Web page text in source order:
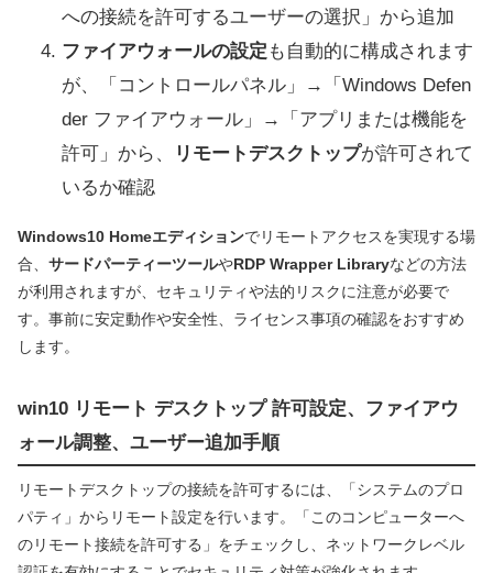
への接続を許可するユーザーの選択」から追加
ファイアウォールの設定 も自動的に構成されます
が、「コントロールパネル」→「Windows Defen
der ファイアウォール」→「アプリまたは機能を
許可」から、
リモートデスクトップが許可されて
いるか確認
Windows10 Homeエディションでリモートアクセスを実現する場
合、 サードパーティーツールやRDP Wrapper Libraryなどの方法
が利用されますが、セキュリティや法的リスクに注意が必要で
す。事前に安定動作や安全性、ライセンス事項の確認をおすすめ
します。
win10 リモート デスクトップ 許可設定、ファイアウ
ォール調整、ユーザー追加手順
リモートデスクトップの接続を許可するには、「システムのプロ
パティ」からリモート設定を行います。「このコンピューターへ
のリモート接続を許可する」をチェックし、ネットワークレベル